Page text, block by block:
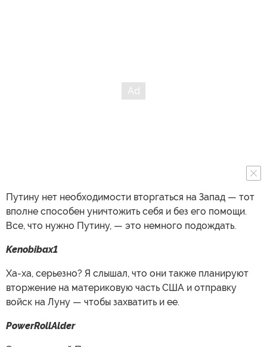
Путину нет необходимости вторгаться на Запад — тот
вполне способен уничтожить себя и без его помощи.
Все, что нужно Путину, — это немного подождать.
Kenobibax1
Ха-ха, серьезно? Я слышал, что они также планируют
вторжение на материковую часть США и отправку
войск на Луну — чтобы захватить и ее.
PowerRollAlder